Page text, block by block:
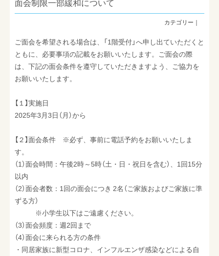
ドクターズコスメ
採用情報
お問い合わせ
ご面会を希望される場合は、「1階受付」へ申し出ていただくと
ともに、必要事項の記載をお願いいたします。ご面会の際
は、下記の面会条件を遵守していただきますよう、ご協力を
お願いいたします。
【１】実施日
2025年3月3日（月）から
【２】面会条件 ※必ず、事前に電話予約をお願いいたしま
す。
（1）面会時間：午後2時～5時（土・日・祝日を含む）、1回15分
以内
（2）面会者数：1回の面会につき 2名（ご家族およびご家族に準
ずる方）
※小学生以下はご遠慮ください。
（3）面会頻度：週2回まで
（4）面会に来られる方の条件
・同居家族に新型コロナ、インフルエンザ感染などによる自